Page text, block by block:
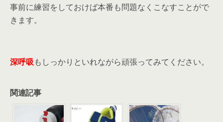
事前に練習をしておけば本番も問題なくこなすことがで
きます。
深呼吸もしっかりといれながら頑張ってみてください。
関連記事